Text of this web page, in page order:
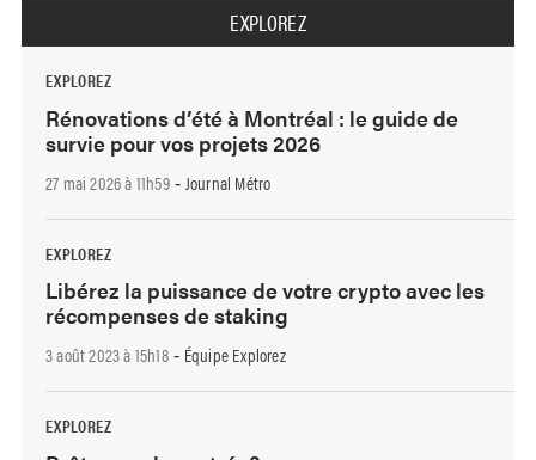
EXPLOREZ
EXPLOREZ
Rénovations d’été à Montréal : le guide de
survie pour vos projets 2026
27 mai 2026 à 11h59- Journal Métro
EXPLOREZ
Libérez la puissance de votre crypto avec les
récompenses de staking
3 août 2023 à 15h18- Équipe Explorez
EXPLOREZ